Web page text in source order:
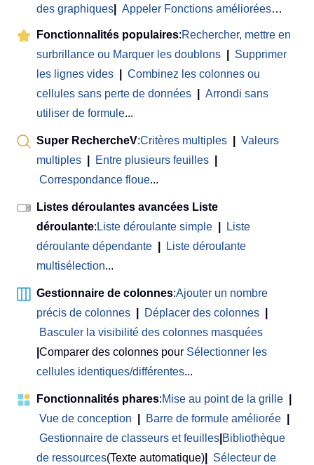
des graphiques
Appeler Fonctions améliorées…
Fonctionnalités populaires:Rechercher, mettre en
surbrillance ou Marquer les doublons
Supprimer
les lignes vides
Combinez les colonnes ou
cellules sans perte de données
Arrondi sans
utiliser de formule...
Super RechercheV:Critères multiples
Valeurs
multiples
Entre plusieurs feuilles
Correspondance floue...
Listes déroulantes avancées Liste
déroulante: Liste déroulante simple
Liste
déroulante dépendante
Liste déroulante
multisélection...
Gestionnaire de colonnes:Ajouter un nombre
précis de colonnes
Déplacer des colonnes
Basculer la visibilité des colonnes masquées
Comparer des colonnes pour Sélectionner les
cellules identiques/différentes...
Fonctionnalités phares:Mise au point de la grille
Vue de conception
Barre de formule améliorée
Gestionnaire de classeurs et feuilles Bibliothèque
de ressources(Texte automatique)
Sélecteur de